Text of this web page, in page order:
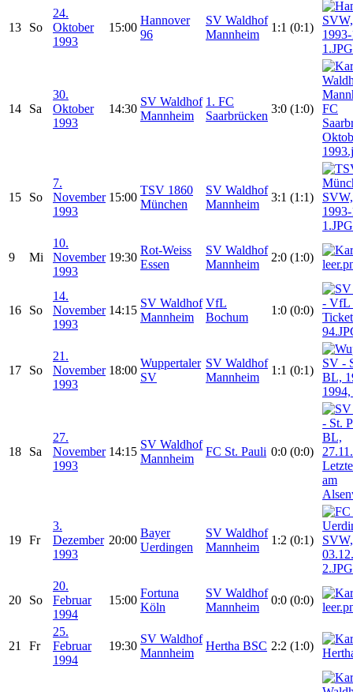
13 So
24.
Oktober
1993
15:00
Hannover
96
SV Waldhof
Mannheim
1:1 (0:1)
14 Sa
30.
Oktober
1993
14:30
SV Waldhof
Mannheim
1. FC
Saarbrücken
3:0 (1:0)
15 So
7.
November
1993
15:00
TSV 1860
München
SV Waldhof
Mannheim
3:1 (1:1)
9 Mi
10.
November
1993
19:30
Rot-Weiss
Essen
SV Waldhof
Mannheim
2:0 (1:0)
16 So
14.
November
1993
14:15
SV Waldhof
Mannheim
VfL
Bochum
1:0 (0:0)
17 So
21.
November
1993
18:00
Wuppertaler
SV
SV Waldhof
Mannheim
1:1 (0:1)
18 Sa
27.
November
1993
14:15
SV Waldhof
Mannheim
FC St. Pauli 0:0 (0:0)
19 Fr
3.
Dezember
1993
20:00
Bayer
Uerdingen
SV Waldhof
Mannheim
1:2 (0:1)
20 So
20.
Februar
1994
15:00
Fortuna
Köln
SV Waldhof
Mannheim
0:0 (0:0)
21 Fr
25.
Februar
1994
19:30
SV Waldhof
Mannheim
Hertha BSC 2:2 (1:0)